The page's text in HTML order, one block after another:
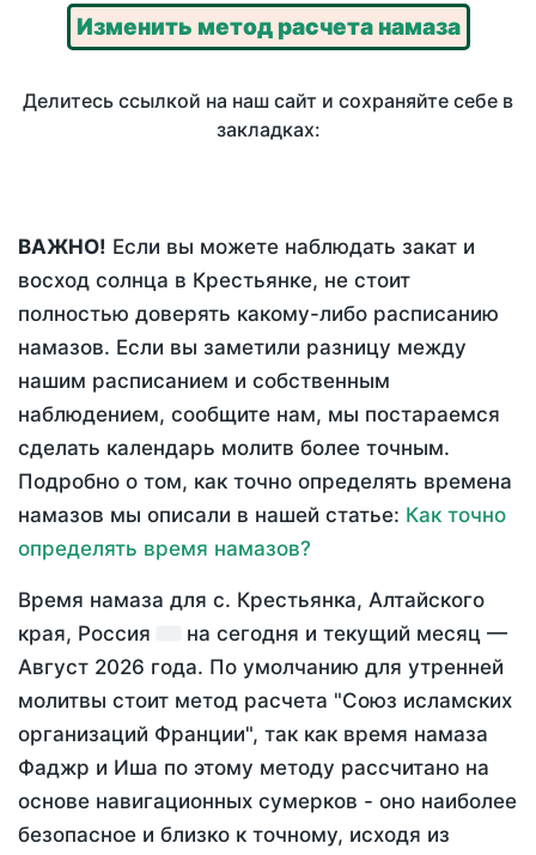
Изменить метод расчета намаза
Делитесь ссылкой на наш сайт и сохраняйте себе в
закладках:
ВАЖНО! Если вы можете наблюдать закат и
восход солнца в Крестьянке, не стоит
полностью доверять какому-либо расписанию
намазов. Если вы заметили разницу между
нашим расписанием и собственным
наблюдением, сообщите нам, мы постараемся
сделать календарь молитв более точным.
Подробно о том, как точно определять времена
намазов мы описали в нашей статье: Как точно
определять время намазов?
Время намаза для с. Крестьянка, Алтайского
края, Россия
на сегодня и текущий месяц —
Август 2026 года. По умолчанию для утренней
молитвы стоит метод расчета "Союз исламских
организаций Франции", так как время намаза
Фаджр и Иша по этому методу рассчитано на
основе навигационных сумерков - оно наиболее
безопасное и близко к точному, исходя из